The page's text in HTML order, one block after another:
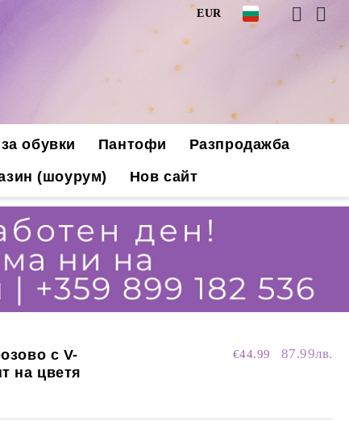
EUR
обувки Пантофи
Разпродажба
(шоурум) Нов сайт
с V-
на цветя
€44.99 87.99лв.